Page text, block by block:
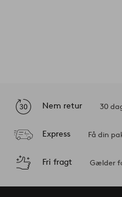
Nem retur 30
Express Få din
Fri fragt Gælder